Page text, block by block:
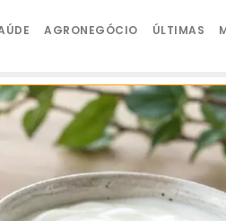
AGRONEGÓCIO ÚLTIMAS